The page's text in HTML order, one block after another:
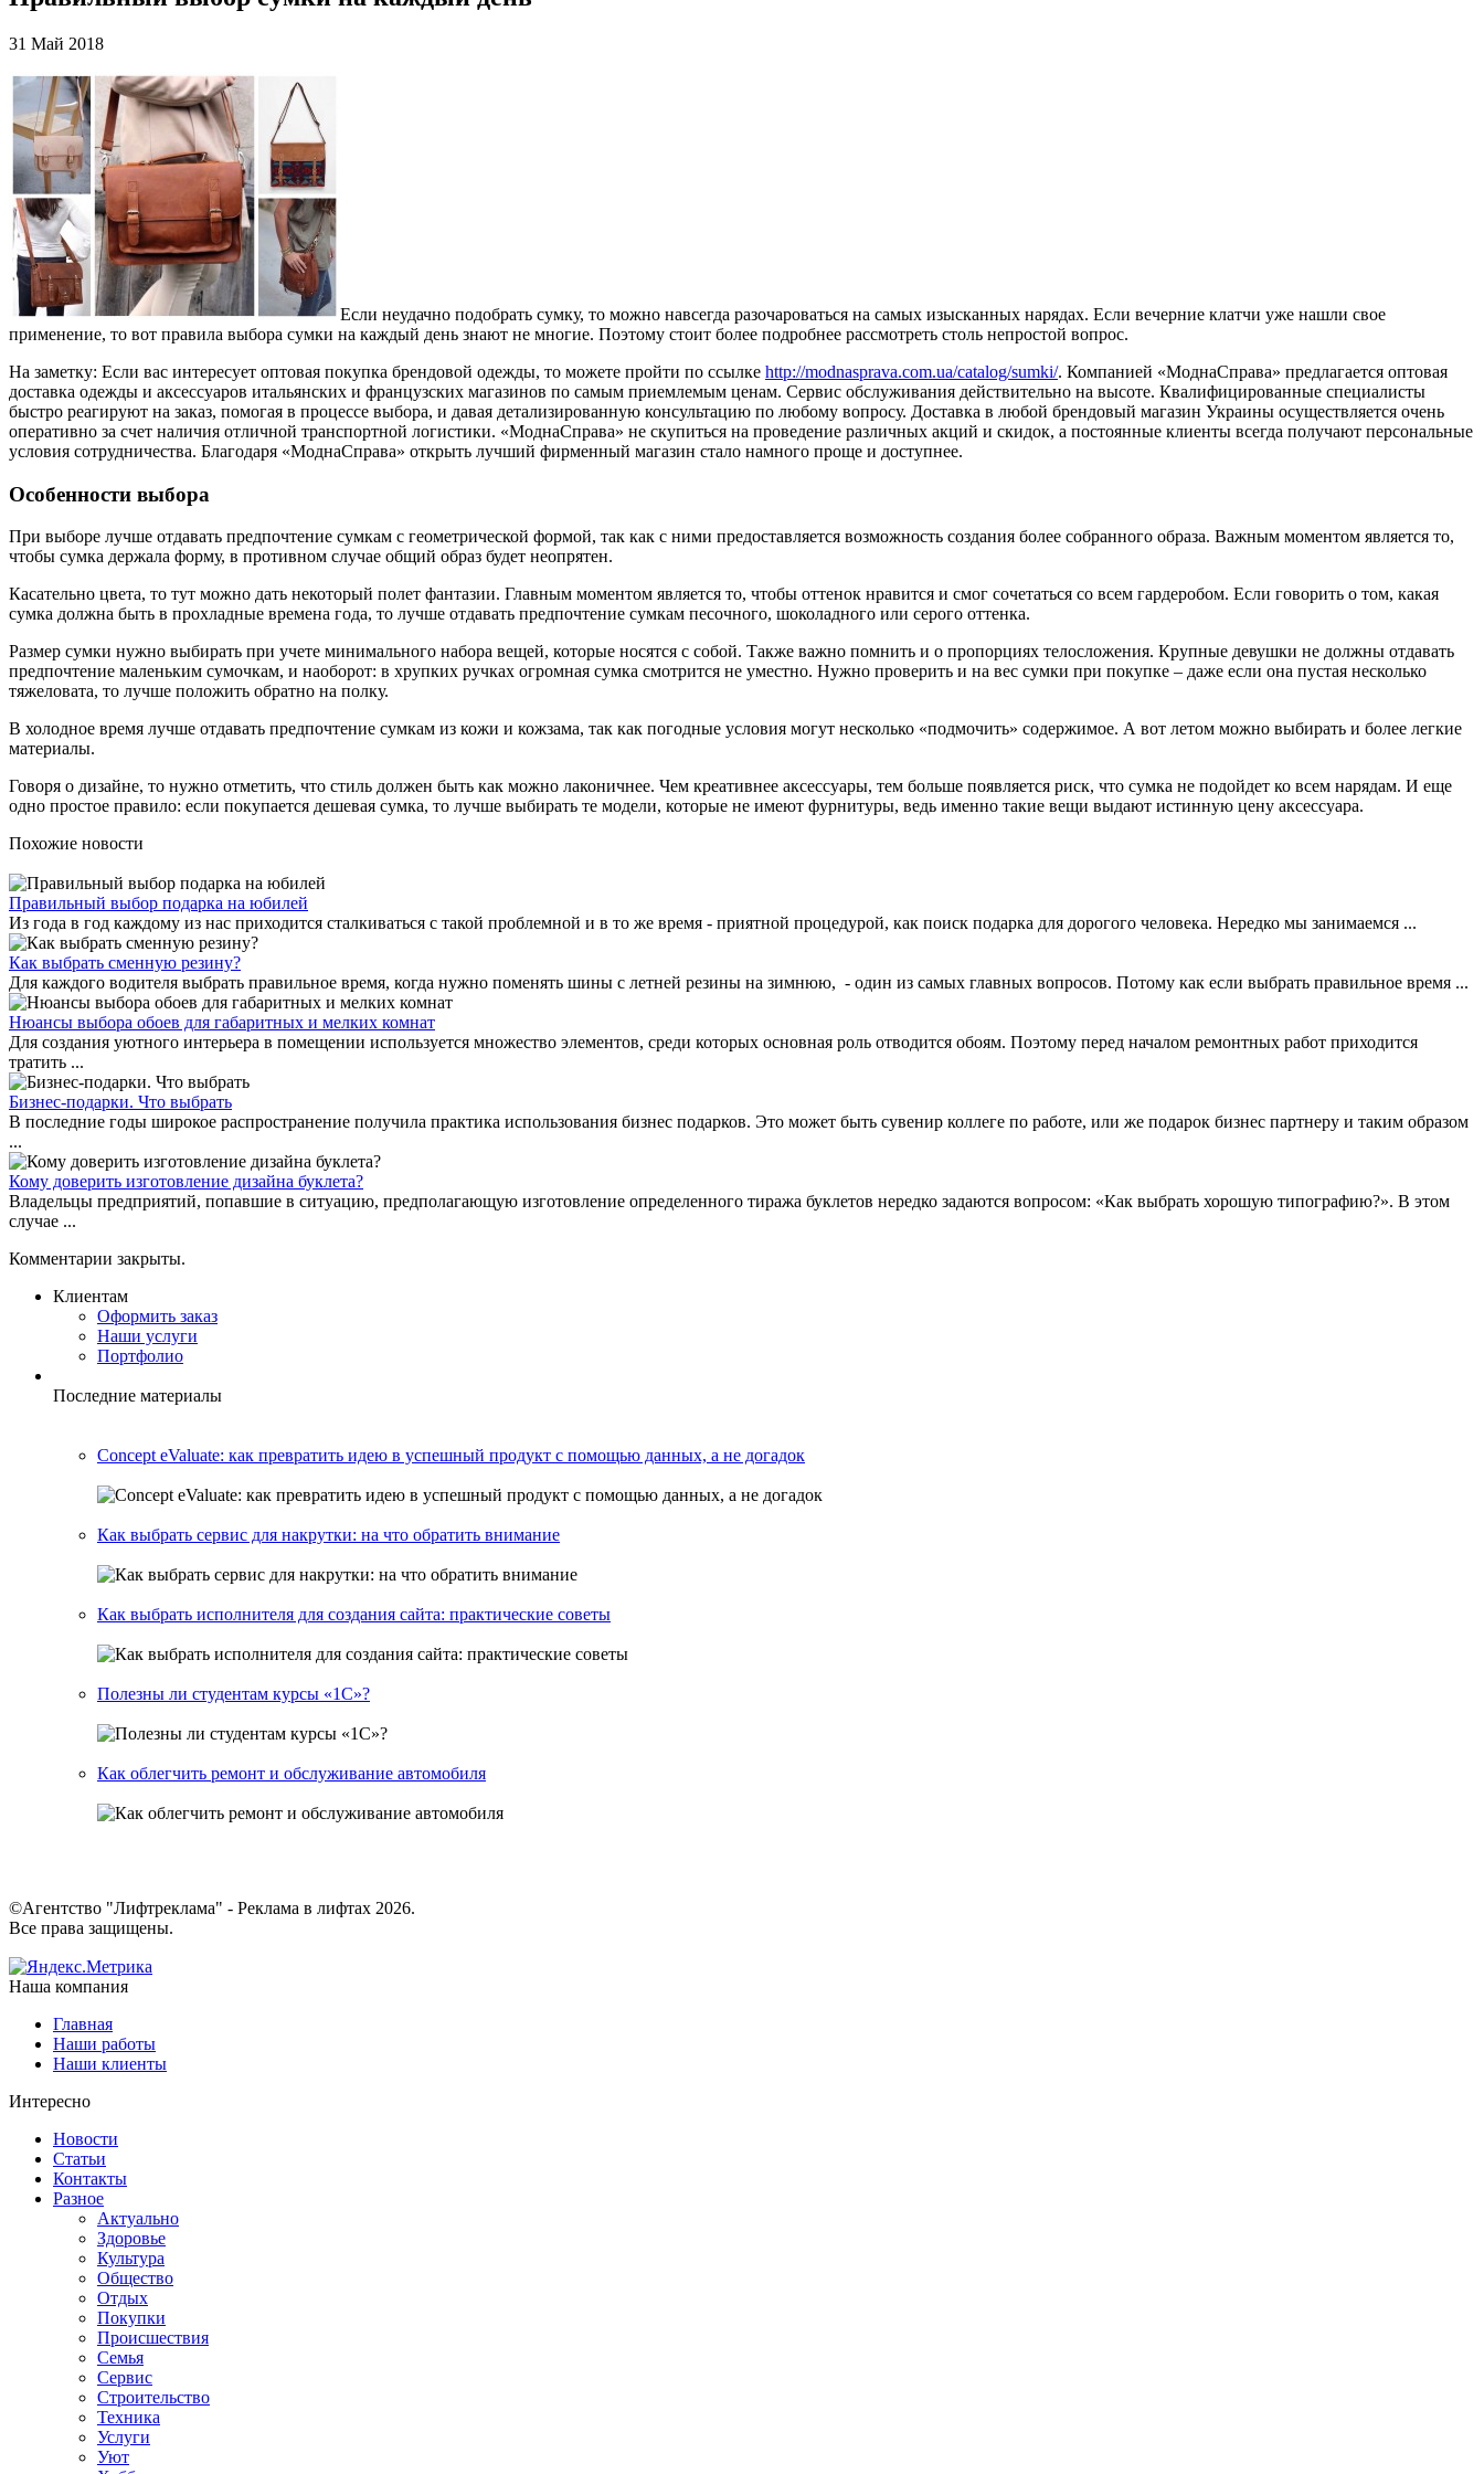
31 Май 2018
Если неудачно подобрать сумку, то можно навсегда разочароваться на самых изысканных нарядах. Если вечерние клатчи уже нашли свое
применение, то вот правила выбора сумки на каждый день знают не многие. Поэтому стоит более подробнее рассмотреть столь непростой вопрос.
На заметку: Если вас интересует оптовая покупка брендовой одежды, то можете пройти по ссылке http://modnasprava.com.ua/catalog/sumki/. Компанией «МоднаСправа» предлагается оптовая
доставка одежды и аксессуаров итальянских и французских магазинов по самым приемлемым ценам. Сервис обслуживания действительно на высоте. Квалифицированные специалисты
быстро реагируют на заказ, помогая в процессе выбора, и давая детализированную консультацию по любому вопросу. Доставка в любой брендовый магазин Украины осуществляется очень
оперативно за счет наличия отличной транспортной логистики. «МоднаСправа» не скупиться на проведение различных акций и скидок, а постоянные клиенты всегда получают персональные
условия сотрудничества. Благодаря «МоднаСправа» открыть лучший фирменный магазин стало намного проще и доступнее.
Особенности выбора
При выборе лучше отдавать предпочтение сумкам с геометрической формой, так как с ними предоставляется возможность создания более собранного образа. Важным моментом является то,
чтобы сумка держала форму, в противном случае общий образ будет неопрятен.
Касательно цвета, то тут можно дать некоторый полет фантазии. Главным моментом является то, чтобы оттенок нравится и смог сочетаться со всем гардеробом. Если говорить о том, какая
сумка должна быть в прохладные времена года, то лучше отдавать предпочтение сумкам песочного, шоколадного или серого оттенка.
Размер сумки нужно выбирать при учете минимального набора вещей, которые носятся с собой. Также важно помнить и о пропорциях телосложения. Крупные девушки не должны отдавать
предпочтение маленьким сумочкам, и наоборот: в хрупких ручках огромная сумка смотрится не уместно. Нужно проверить и на вес сумки при покупке – даже если она пустая несколько
тяжеловата, то лучше положить обратно на полку.
В холодное время лучше отдавать предпочтение сумкам из кожи и кожзама, так как погодные условия могут несколько «подмочить» содержимое. А вот летом можно выбирать и более легкие
материалы.
Говоря о дизайне, то нужно отметить, что стиль должен быть как можно лаконичнее. Чем креативнее аксессуары, тем больше появляется риск, что сумка не подойдет ко всем нарядам. И еще
одно простое правило: если покупается дешевая сумка, то лучше выбирать те модели, которые не имеют фурнитуры, ведь именно такие вещи выдают истинную цену аксессуара.
Похожие новости
Правильный выбор подарка на юбилей
Из года в год каждому из нас приходится сталкиваться с такой проблемной и в то же время - приятной процедурой, как поиск подарка для дорогого человека. Нередко мы занимаемся ...
Как выбрать сменную резину?
Для каждого водителя выбрать правильное время, когда нужно поменять шины с летней резины на зимнюю, - один из самых главных вопросов. Потому как если выбрать правильное время ...
Нюансы выбора обоев для габаритных и мелких комнат
Для создания уютного интерьера в помещении используется множество элементов, среди которых основная роль отводится обоям. Поэтому перед началом ремонтных работ приходится
тратить ...
Бизнес-подарки. Что выбрать
В последние годы широкое распространение получила практика использования бизнес подарков. Это может быть сувенир коллеге по работе, или же подарок бизнес партнеру и таким образом
...
Кому доверить изготовление дизайна буклета?
Владельцы предприятий, попавшие в ситуацию, предполагающую изготовление определенного тиража буклетов нередко задаются вопросом: «Как выбрать хорошую типографию?». В этом
случае ...
Комментарии закрыты.
Клиентам
Оформить заказ
Наши услуги
Портфолио
Последние материалы
Concept eValuate: как превратить идею в успешный продукт с помощью данных, а не догадок
Как выбрать сервис для накрутки: на что обратить внимание
Как выбрать исполнителя для создания сайта: практические советы
Полезны ли студентам курсы «1С»?
Как облегчить ремонт и обслуживание автомобиля
©Агентство "Лифтреклама" - Реклама в лифтах 2026.
Все права защищены.
Наша компания
Главная
Наши работы
Наши клиенты
Интересно
Новости
Статьи
Контакты
Разное
Актуально
Здоровье
Культура
Общество
Отдых
Покупки
Происшествия
Семья
Сервис
Строительство
Техника
Услуги
Уют